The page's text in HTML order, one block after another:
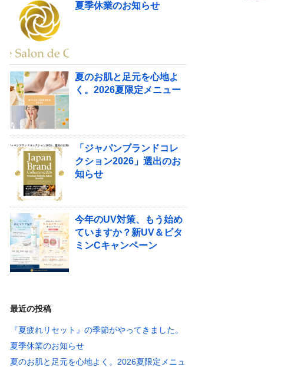
夏季休業のお知らせ
夏のお肌と足元を心地よ
く。2026夏限定メニュー
「ジャパンブランドコレ
クション2026」選出のお
知らせ
今年のUV対策、もう始め
ていますか？新UV＆ビタ
ミンCキャンペーン
最近の投稿
『夏疲れリセット』の季節がやってきました。
夏季休業のお知らせ
夏のお肌と足元を心地よく。2026夏限定メニュ